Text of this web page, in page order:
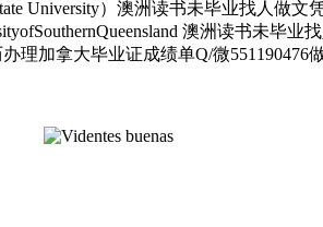
University）澳洲读书未毕业找人做
澳洲读书未毕业
加拿大毕业证成绩单Q/微